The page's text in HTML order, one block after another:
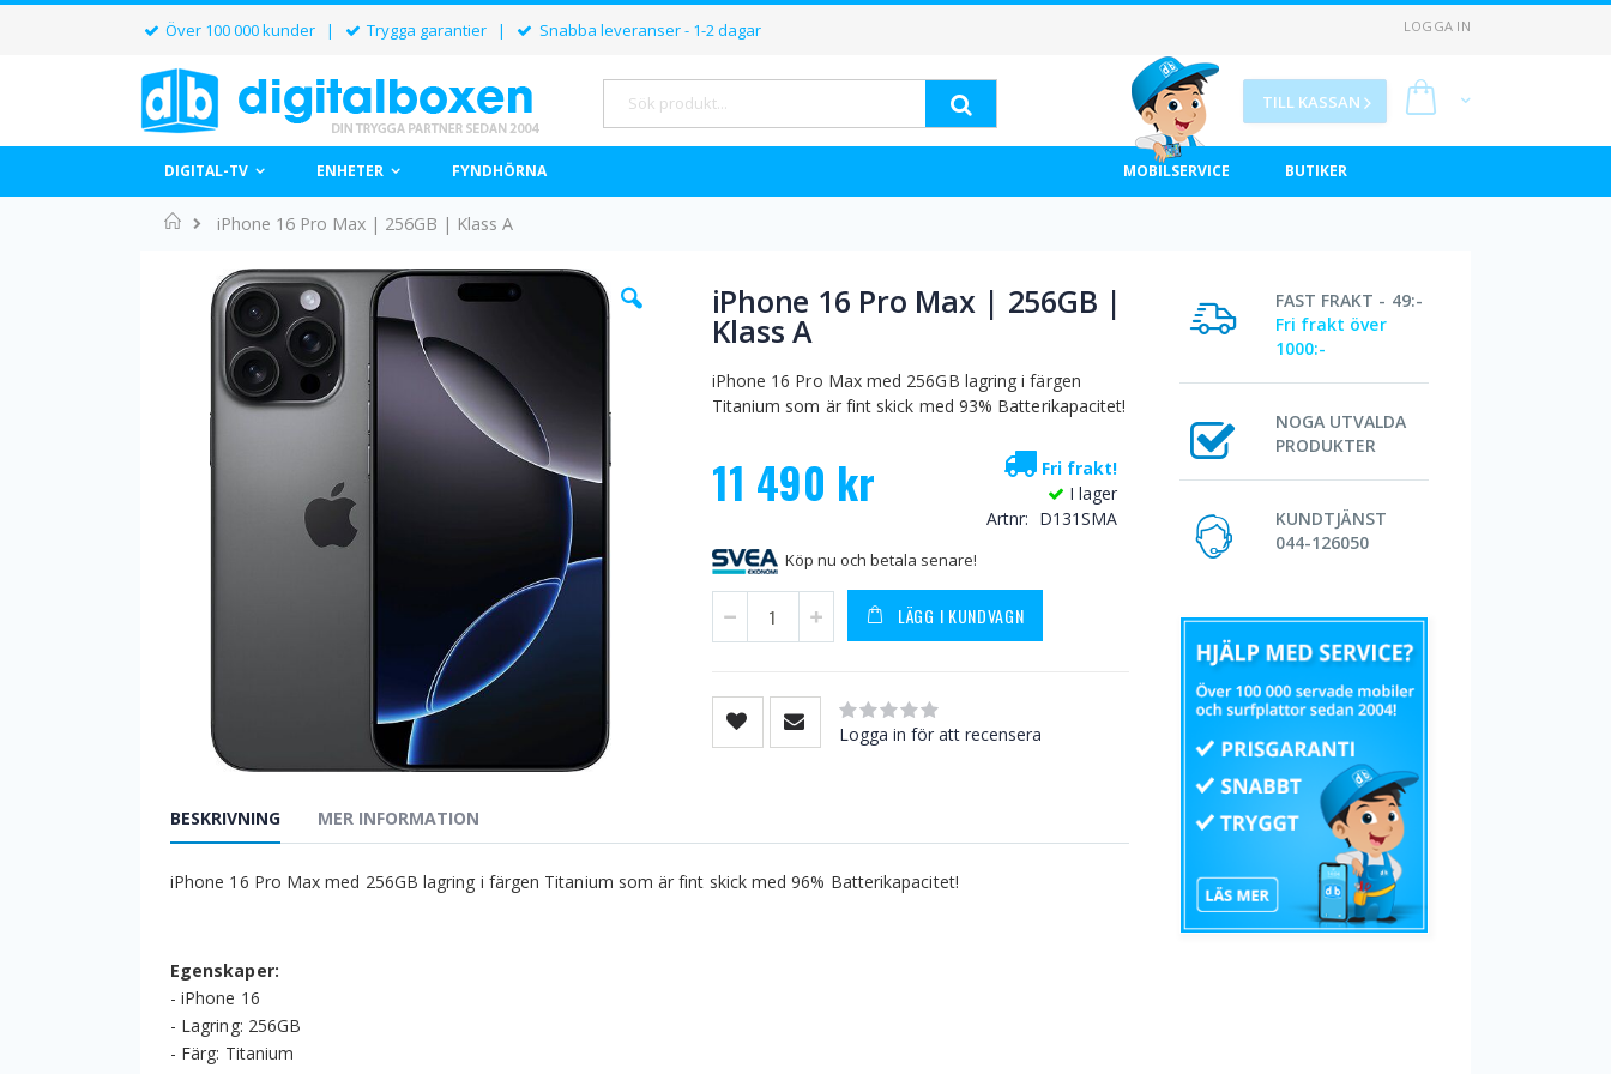
Över 100 000 kunder | Trygga garantier | Snabba leveranser - 1-2 dagarHoppa
innehållet
LOGGA IN
Min kundvagn
TILL KASSAN
DIGITAL-TV ENHETER FYNDHÖRNA MOBILSERVICE BUTIKER
Home
iPhone 16 Pro Max | 256GB | Klass A
iPhone 16 Pro Max | 256GB |
Klass A
iPhone 16 Pro Max med 256GB lagring i färgen
Titanium som är fint skick med 93% Batterikapacitet!
11 490 kr
Fri frakt!
I lager
Artnr
D131SMA
Köp nu och betala senare!
LÄGG I KUNDVAGN
Rating:
0% of100
Logga in för att recensera
bildgalleriet
bildgalleriet
BESKRIVNING
iPhone 16 Pro Max med 256GB lagring i färgen Titanium som är fint skick med 96% Batterikapacitet!
Egenskaper:
- iPhone 16
- Lagring: 256GB
- Färg: Titanium
MER INFORMATION
FAST FRAKT - 49:-
Fri frakt över
1000:-
NOGA UTVALDA
PRODUKTER
KUNDTJÄNST
044-126050